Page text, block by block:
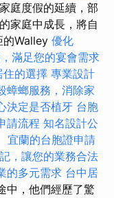
庭度假的延續，部
家庭中成長，將自
的Walley 優化
滿足您的宴會需求
住的選擇 專業設計
蟑螂服務，消除家
決定是否植牙 台胞
請流程 知名設計公
宜蘭的台胞證申請
，讓您的業務合法
的多元需求 台中居
中，他們經歷了驚